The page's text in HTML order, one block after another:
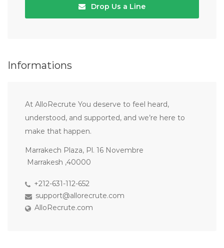
Drop Us a Line
Informations
At AlloRecrute You deserve to feel heard,
understood, and supported, and we’re here to
make that happen.
Marrakech Plaza, Pl. 16 Novembre
Marrakesh ,40000
+212-631-112-652
support@allorecrute.com
AlloRecrute.com